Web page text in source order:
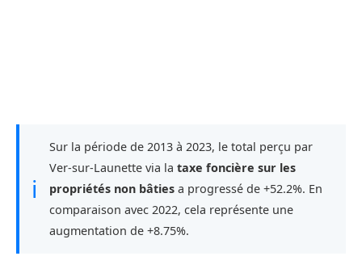
ℹ
Sur la période de 2013 à 2023, le total perçu par
Ver-sur-Launette via la taxe foncière sur les
propriétés non bâties a progressé de +52.2%. En
comparaison avec 2022, cela représente une
augmentation de +8.75%.